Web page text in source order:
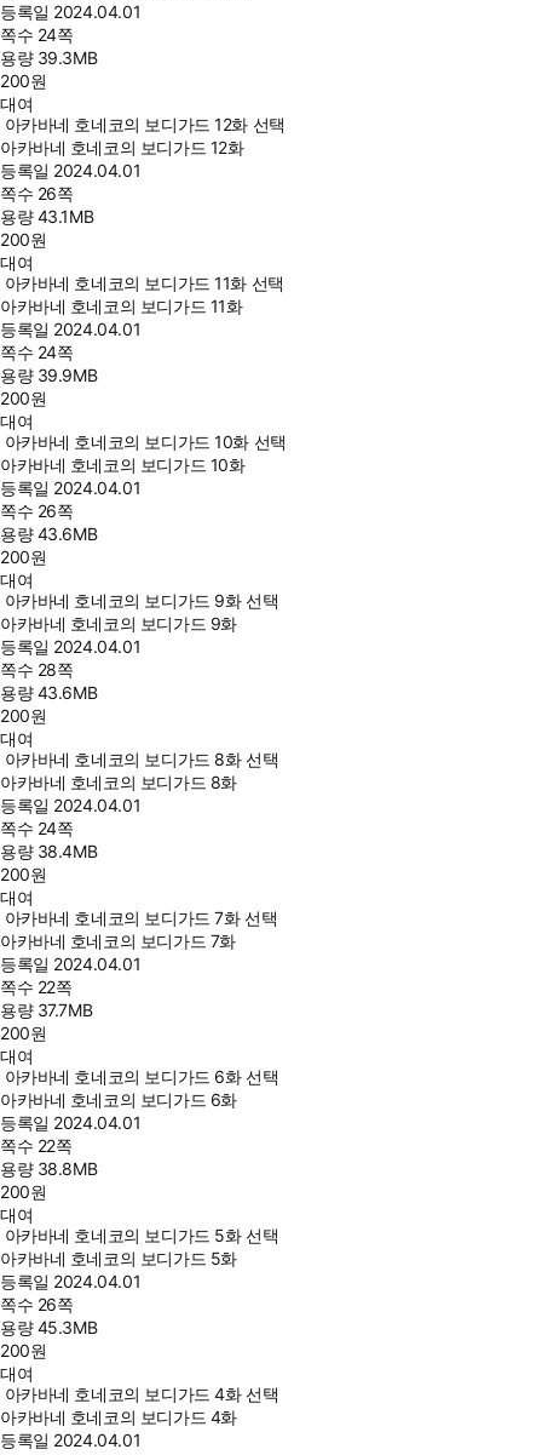
등록일 2024.04.01
쪽수 24쪽
용량 39.3MB
200원
대여
아카바네 호네코의 보디가드 12화 선택
아카바네 호네코의 보디가드 12화
등록일 2024.04.01
쪽수 26쪽
용량43.1MB
200원
대여
아카바네 호네코의 보디가드 11화 선택
아카바네 호네코의 보디가드 11화
등록일 2024.04.01
쪽수 24쪽
용량 39.9MB
200원
대여
아카바네 호네코의 보디가드 10화 선택
아카바네 호네코의 보디가드 10화
등록일 2024.04.01
쪽수 26쪽
용량43.6MB
200원
대여
아카바네 호네코의 보디가드 9화 선택
아카바네 호네코의 보디가드 9화
등록일 2024.04.01
쪽수 28쪽
용량43.6MB
200원
대여
아카바네 호네코의 보디가드 8화 선택
아카바네 호네코의 보디가드 8화
등록일 2024.04.01
쪽수 24쪽
용량 38.4MB
200원
대여
아카바네 호네코의 보디가드 7화 선택
아카바네 호네코의 보디가드 7화
등록일 2024.04.01
쪽수 22쪽
용량 37.7MB
200원
대여
아카바네 호네코의 보디가드 6화 선택
아카바네 호네코의 보디가드 6화
등록일 2024.04.01
쪽수 22쪽
용량 38.8MB
200원
대여
아카바네 호네코의 보디가드 5화 선택
아카바네 호네코의 보디가드 5화
등록일 2024.04.01
쪽수 26쪽
용량45.3MB
200원
대여
아카바네 호네코의 보디가드 4화 선택
아카바네 호네코의 보디가드 4화
등록일 2024.04.01